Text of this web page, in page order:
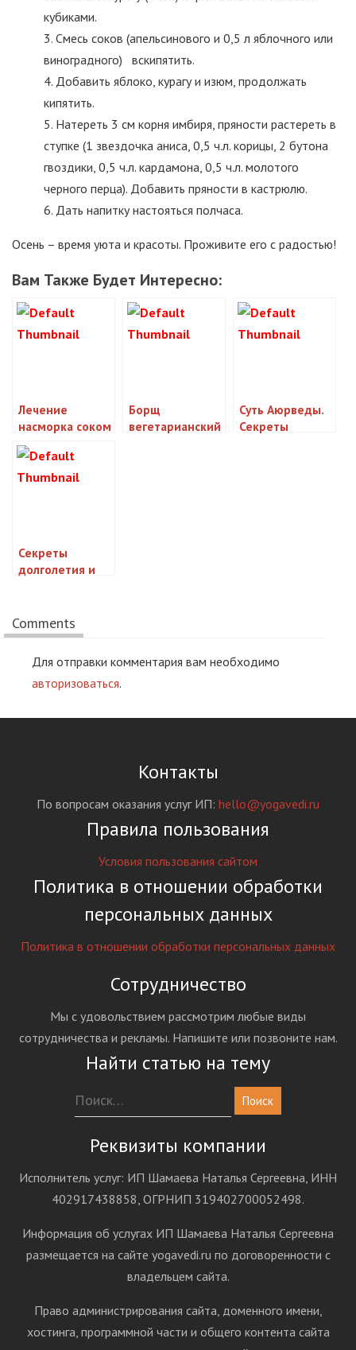
кубиками.
Смесь соков (апельсинового и 0,5 л яблочного или
виноградного) вскипятить.
Добавить яблоко, курагу и изюм, продолжать
кипятить.
Натереть 3 см корня имбиря, пряности растереть в
ступке (1 звездочка аниса, 0,5 ч.л. корицы, 2 бутона
гвоздики, 0,5 ч.л. кардамона, 0,5 ч.л. молотого
черного перца). Добавить пряности в кастрюлю.
Дать напитку настояться полчаса.
Осень – время уюта и красоты. Проживите его с радостью!
Вам Также Будет Интересно:
Лечение
насморка соком
алоэ –
целебные
свойства алоэ
Борщ
вегетарианский
Суть Аюрведы.
Секреты
Секреты
долголетия и
заваривать
Comments
Для отправки комментария вам необходимо
авторизоваться.
Контакты
По вопросам оказания услуг ИП: hello@yogavedi.ru
Правила пользования
Условия пользования сайтом
Политика в отношении обработки
персональных данных
Политика в отношении обработки персональных данных
Сотрудничество
Мы с удовольствием рассмотрим любые виды
сотрудничества и рекламы. Напишите или позвоните нам.
Найти статью на тему
Реквизиты компании
Исполнитель услуг: ИП Шамаева Наталья Сергеевна, ИНН
402917438858, ОГРНИП 319402700052498.
Информация об услугах ИП Шамаева Наталья Сергеевна
размещается на сайте yogavedi.ru по договоренности с
владельцем сайта.
Право администрирования сайта, доменного имени,
хостинга, программной части и общего контента сайта